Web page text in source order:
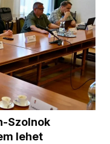
Szolnok
lehet